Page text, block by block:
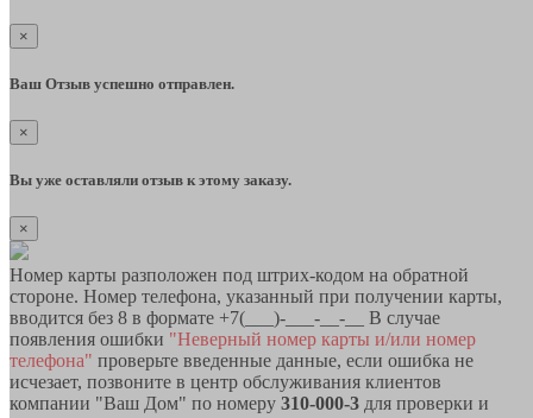
×
Ваш Отзыв успешно отправлен.
×
Вы уже оставляли отзыв к этому заказу.
×
Номер карты разположен под штрих-кодом на обратной
стороне. Номер телефона, указанный при получении карты,
вводится без 8 в формате +7(___)-___-__-__ В случае
появления ошибки "Неверный номер карты и/или номер
телефона" проверьте введенные данные, если ошибка не
исчезает, позвоните в центр обслуживания клиентов
компании "Ваш Дом" по номеру 310-000-3 для проверки и